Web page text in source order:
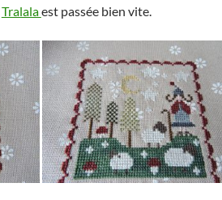
Tralalaest passée bien vite.